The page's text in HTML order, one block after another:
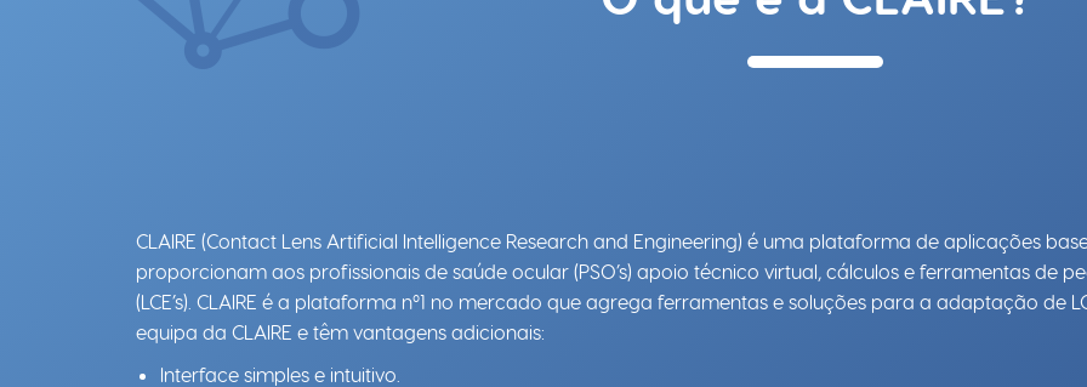
CLAIRE (Contact Lens Artificial Intelligence Research and Engineering) é uma plataforma de aplicações
proporcionam aos profissionais de saúde ocular (PSO’s) apoio técnico virtual, cálculos e ferramentas de
(LCE’s). CLAIRE é a plataforma nº1 no mercado que agrega ferramentas e soluções para a adaptação de
equipa da CLAIRE e têm vantagens adicionais:
Interface simples e intuitivo.